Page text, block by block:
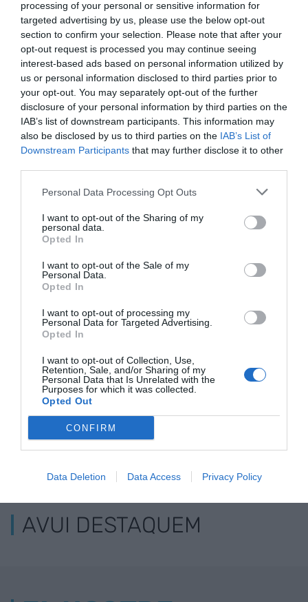
processing of your personal or sensitive information for
targeted advertising by us, please use the below opt-out
section to confirm your selection. Please note that after your
opt-out request is processed you may continue seeing
interest-based ads based on personal information utilized by
us or personal information disclosed to third parties prior to
your opt-out. You may separately opt-out of the further
disclosure of your personal information by third parties on the
IAB’s list of downstream participants. This information may
also be disclosed by us to third parties on the IAB’s List of
Downstream Participants that may further disclose it to other
Personal Data Processing Opt Outs
I want to opt-out of the Sharing of my
personal data.
Opted In
I want to opt-out of the Sale of my
Personal Data.
Opted In
I want to opt-out of processing my
Personal Data for Targeted Advertising.
Opted In
I want to opt-out of Collection, Use,
Retention, Sale, and/or Sharing of my
Personal Data that Is Unrelated with the
Purposes for which it was collected.
Opted Out
CONFIRM
Data Deletion Data Access Privacy Policy
RELACIONADES
El Govern dedica 24
MEUR a la transició
nuclear
Allau de sancions a
d’energia
Parlem
es prepara
ELS MÉS LLEGITS
AVUI DESTAQUEM